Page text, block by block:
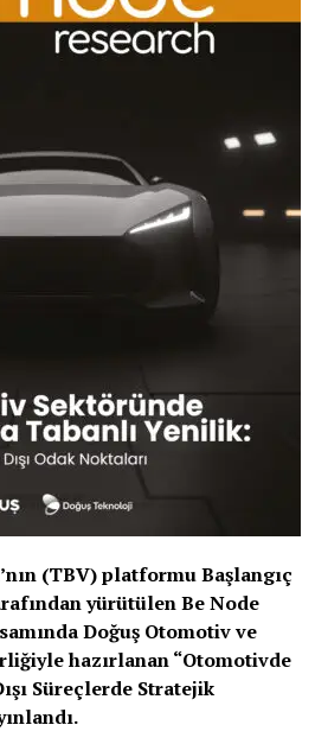
birçok donanım (hava
gibi ısıtmalı emniyet kemeri de
olan S-Class ile yollara
trendleri, bu tarz konfor odaklı
C-SUVve hatta B segmenti
otonom sürüşe
bu dönemde
yaşam alanı”
en taze
aktif edildikten sonra
ideal sıcaklığa ulaşıyor.
(TBV) platformu Başlangıç
yürütülen Be Node
Doğuş Otomotiv ve
hazırlanan “Otomotivde
Süreçlerde Stratejik